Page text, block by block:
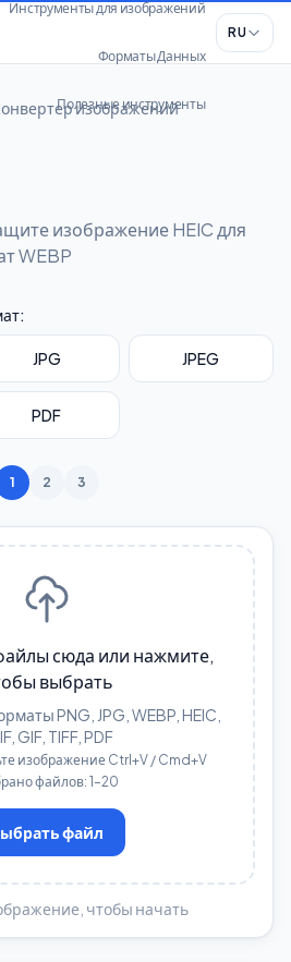
Инструменты для изображений
Форматы Данных
Полезные инструменты
RU
изображений
изображение HEIC для
WEBP
JPG JPEG
PDF
1 2 3
сюда или нажмите,
выбрать
PNG, JPG, WEBP, HEIC,
GIF, TIFF, PDF
изображение Ctrl+V / Cmd+V
файлов: 1–20
файл
чтобы начать